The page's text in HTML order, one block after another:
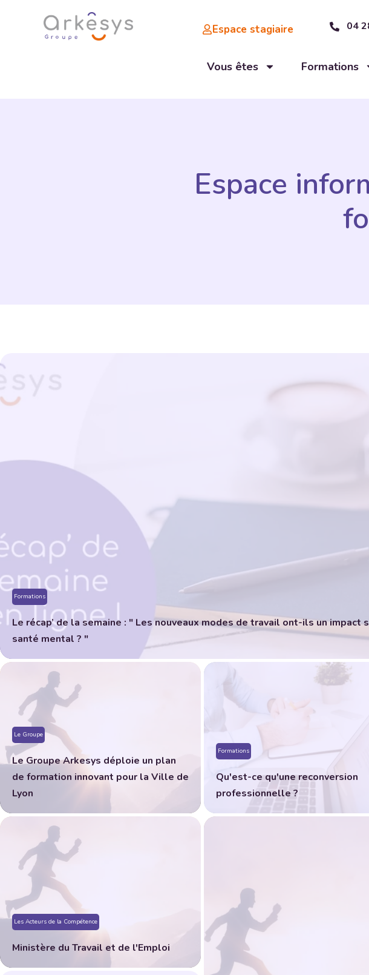
Espace stagiaire 04
Vous êtes Formations
Espace
Formations
Le récap’ de la semaine : " Les nouveaux modes de travail ont-ils un impact
santé mental ? "
Le Groupe
Le Groupe Arkesys déploie un plan
de formation innovant pour la Ville de
Lyon
Formations
Qu'est-ce qu'une reconversion
professionnelle ?
Les Acteurs de la Compétence
Ministère du Travail et de l'Emploi